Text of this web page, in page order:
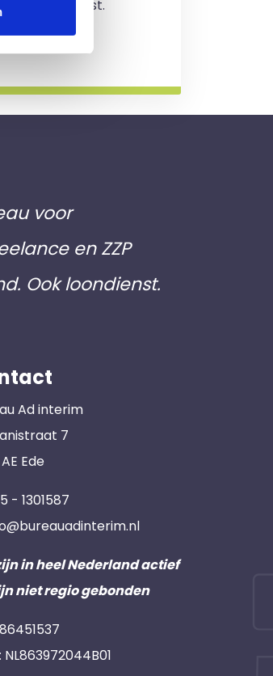
aan vast.
voor
en ZZP
Ook loondienst.
Ad interim
7
Ede
- 1301587
in heel Nederland actief
niet regio gebonden
NL863972044B01